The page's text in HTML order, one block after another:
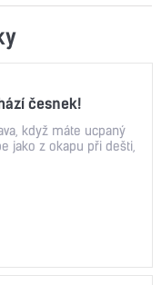
česnek!
když máte ucpaný
jako z okapu při dešti,